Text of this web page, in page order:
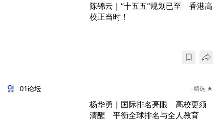
陈锦云｜“十五五”规划已至 香港高
校正当时！
01论坛 精选 ★
杨华勇｜国际排名亮眼 高校更须
清醒 平衡全球排名与全人教育